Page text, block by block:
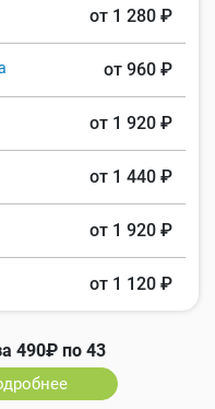
от 1 280 ₽
от 960 ₽
от 1 920 ₽
от 1 440 ₽
от 1 920 ₽
от 1 120 ₽
490₽ по 43